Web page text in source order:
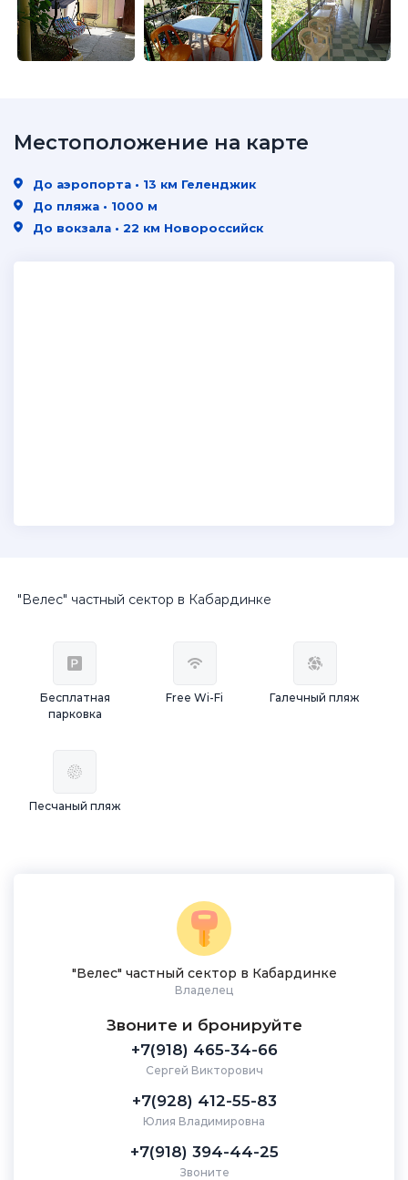
"Велес" частный сектор в Кабардинке
Бесплатная
парковка
Free Wi-Fi Галечный пляж
Песчаный пляж
"Велес" частный сектор в Кабардинке
Владелец
Звоните и бронируйте
+7(918) 465-34-66
Сергей Викторович
+7(928) 412-55-83
Юлия Владимировна
+7(918) 394-44-25
Звоните
Местоположение на карте
До аэропорта • 13 км Геленджик
До пляжа • 1000 м
До вокзала • 22 км Новороссийск